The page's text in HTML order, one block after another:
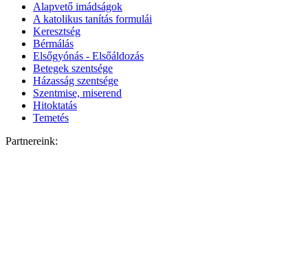
Alapvető imádságok
A katolikus tanítás formulái
Keresztség
Bérmálás
Elsőgyónás - Elsőáldozás
Betegek szentsége
Házasság szentsége
Szentmise, miserend
Hitoktatás
Temetés
Partnereink: